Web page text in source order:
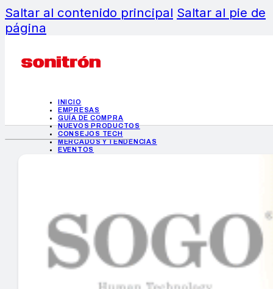
Saltar al contenido principal Saltar al pie de
página
INICIO
EMPRESAS
GUÍA DE COMPRA
NUEVOS PRODUCTOS
CONSEJOS TECH
MERCADOS Y TENDENCIAS
EVENTOS
INICIO
EMPRESAS
GUÍA DE COMPRA